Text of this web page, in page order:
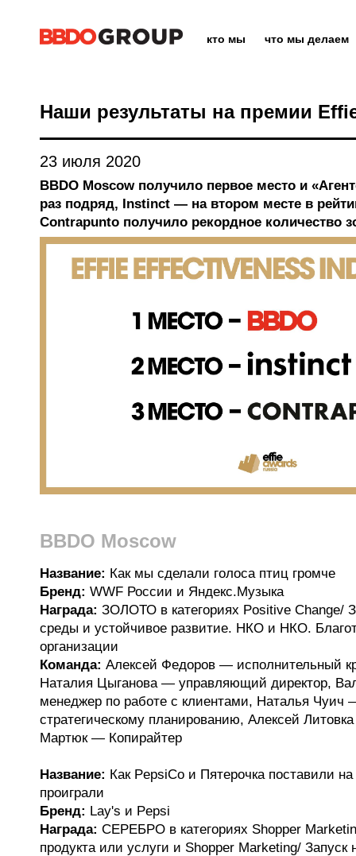
кто мы что мы делаем
Наши результаты на премии
23 июля 2020
BBDO Moscow получило первое место и
раз подряд, Instinct — на втором месте в
Contrapunto получило рекордное количество
BBDO Moscow
Название: Как мы сделали голоса птиц громче
Бренд: WWF России и Яндекс.Музыка
Награда: ЗОЛОТО в категориях Positive Change/
среды и устойчивое развитие. НКО и НКО.
организации
Команда: Алексей Федоров — исполнительный
Наталия Цыганова — управляющий директор,
менеджер по работе с клиентами, Наталья Чуич
стратегическому планированию, Алексей
Мартюк — Копирайтер
Название: Как PepsiCo и Пятерочка поставили
проиграли
Бренд: Lay's и Pepsi
Награда: СЕРЕБРО в категориях Shopper
продукта или услуги и Shopper Marketing/ Запуск